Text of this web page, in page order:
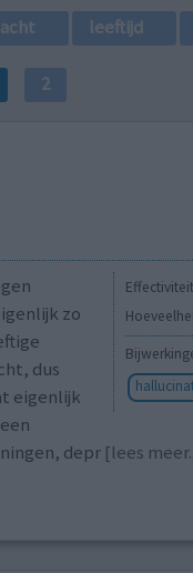
leeftijd
2
Effectiviteit
zo
dus
eigenlijk
depr [lees